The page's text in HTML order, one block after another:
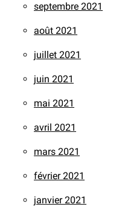
septembre 2021
août 2021
juillet 2021
juin 2021
mai 2021
avril 2021
mars 2021
février 2021
janvier 2021